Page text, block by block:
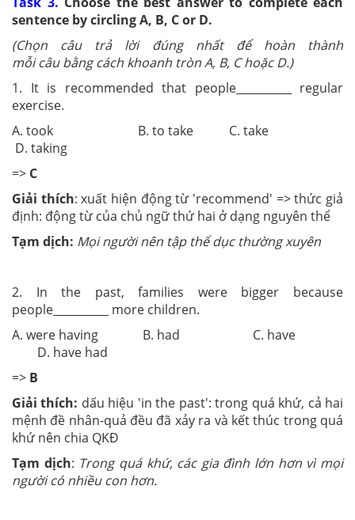
sentence by circling A, B, C or D.
(Chọn câu trả lời đúng nhất đểhoàn thành
mỗi câu bằng cách khoanh tròn A, B, C hoặc D.)
1. It is recommended that people__________ regular
exercise.
A. took B. to take C. take
D. taking
=> C
Giải thích: xuất hiện động từ 'recommend' => thức giả
định: động từ của chủ ngữ thứ hai ở dạng nguyên thể
Tạm dịch: Mọi người nên tập thể dục thường xuyên
2. In the past, families were bigger because
people__________ more children.
A. were having B. had C. have
D. have had
=> B
Giải thích: dấu hiệu 'in the past': trong quá khứ, cả hai
mệnh đề nhân-quả đều đã xảy ra và kết thúc trong quá
khứ nên chia QKĐ
Tạm dịch: Trong quá khứ, các gia đình lớn hơn vì mọi
người có nhiều con hơn.